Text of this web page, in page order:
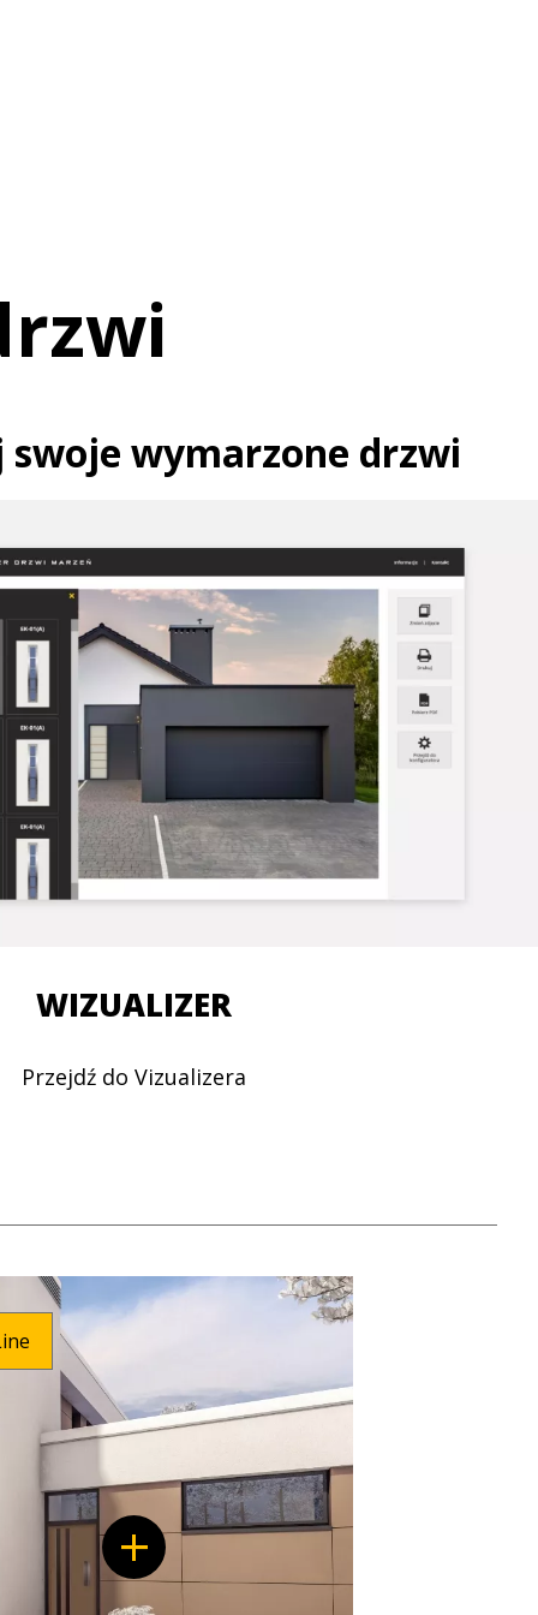
wymarzone drzwi
WIZUALIZER
Przejdź do Vizualizera